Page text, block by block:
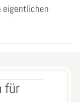
eigentlichen
für